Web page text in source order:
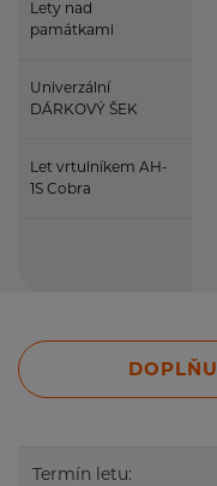
Lety nad
památkami
Univerzální
DÁRKOVÝ ŠEK
Let vrtulníkem AH-
1S Cobra
Termín letu: